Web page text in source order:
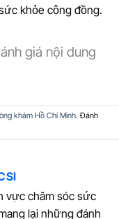
khỏe cộng đồng.
giá nội dung
khám Hồ Chí Minh. Đánh
vực chăm sóc sức
lại những đánh